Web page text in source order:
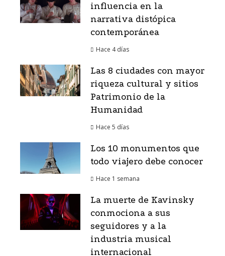
influencia en la
narrativa distópica
contemporánea
Hace 4 días
Las 8 ciudades con mayor
riqueza cultural y sitios
Patrimonio de la
Humanidad
Hace 5 días
Los 10 monumentos que
todo viajero debe conocer
Hace 1 semana
La muerte de Kavinsky
conmociona a sus
seguidores y a la
industria musical
internacional